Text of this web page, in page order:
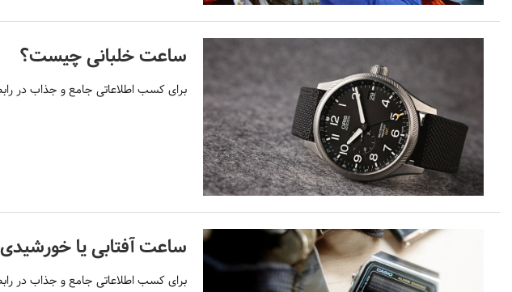
ساعت خلبانی چیست؟
برای کسب اطلاعاتی جامع و جذاب در
ساعت آفتابی یا
برای کسب اطلاعاتی جامع و جذاب در